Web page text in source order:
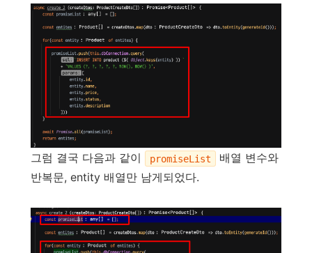
그럼 결국 다음과 같이 promiseList
배열 변수와
반복문, entity 배열만 남게되었다.